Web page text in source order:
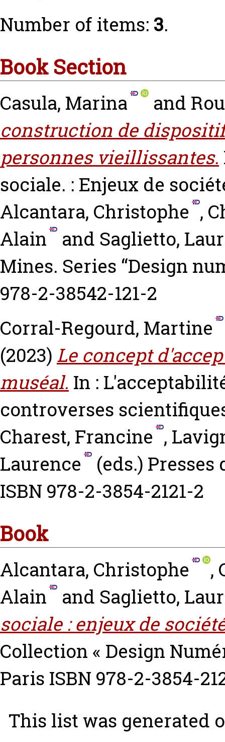
Number of items: 3.
Book Section
Casula, Marina and
construction de
personnes vieillissantes.
sociale. : Enjeux de
Alcantara, Christophe ,
Alain
and Saglietto,
Mines. Series “Design
978-2-38542-121-2
Corral-Regourd, Martine
(2023) Le concept
muséal. In :
controverses
Charest, Francine ,
Laurence
(eds.) Presses
ISBN 978-2-3854-2121-2
Book
Alcantara, Christophe ,
Alain
and Saglietto,
sociale : enjeux de
Collection « Design
Paris ISBN 978-2-3854-
This list was generated